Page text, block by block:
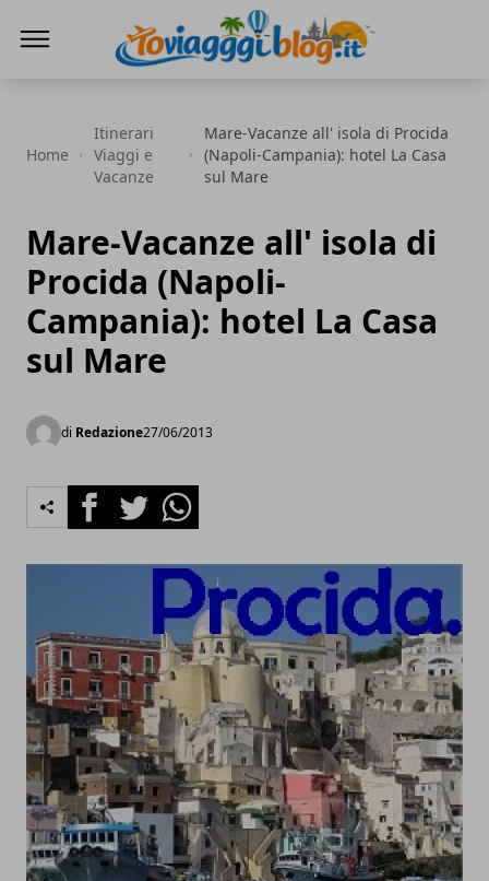
Home
Itinerari
Viaggi e
Vacanze
Mare-Vacanze all' isola di Procida
(Napoli-Campania): hotel La Casa
sul Mare
Mare-Vacanze all' isola di
Procida (Napoli-
Campania): hotel La Casa
sul Mare
di Redazione27/06/2013
FacebookTwitterWhatsapp